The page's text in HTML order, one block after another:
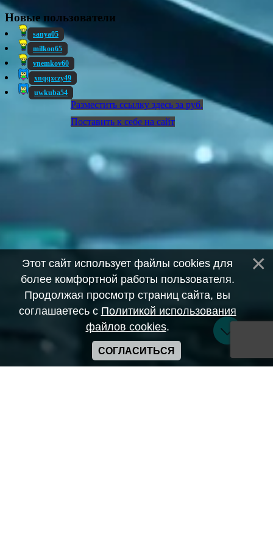
Новые пользователи
sanya05
milkon65
vnemkov60
xnqqxczy49
uwkuba54
Разместить ссылку здесь за руб.
Поставить к себе на сайт
Этот сайт использует файлы cookies для
более комфортной работы пользователя.
Продолжая просмотр страниц сайта, вы
соглашаетесь с Политикой использования
файлов cookies.
СОГЛАСИТЬСЯ